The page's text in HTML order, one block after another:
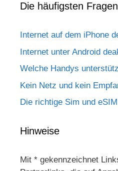
Die häufigsten Fragen
Internet auf dem iPhone
Internet unter Android
Welche Handys
Kein Netz und kein
Die richtige Sim und
Hinweise
Mit * gekennzeichnet